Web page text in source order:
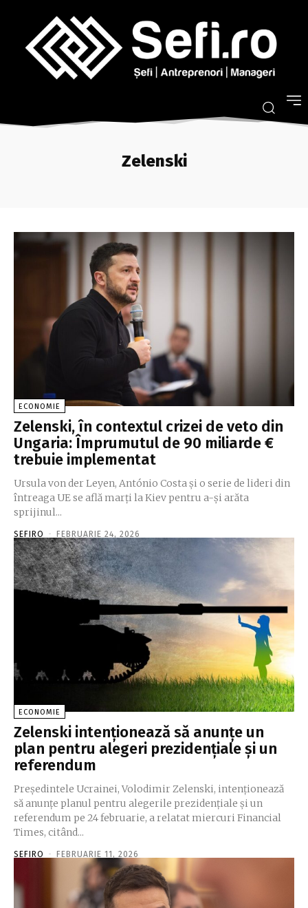
Zelenski
ECONOMIE
Zelenski, în contextul crizei de veto din
Ungaria: Împrumutul de 90 miliarde €
trebuie implementat
Ursula von der Leyen, António Costa și o serie de lideri din
întreaga UE se află marți la Kiev pentru a-și arăta
sprijinul...
SEFIRO - FEBRUARIE 24, 2026
ECONOMIE
Zelenski intenționează să anunțe un
plan pentru alegeri prezidențiale și un
referendum
Președintele Ucrainei, Volodimir Zelenski, intenționează
să anunțe planul pentru alegerile prezidențiale și un
referendum pe 24 februarie, a relatat miercuri Financial
Times, citând...
SEFIRO - FEBRUARIE 11, 2026